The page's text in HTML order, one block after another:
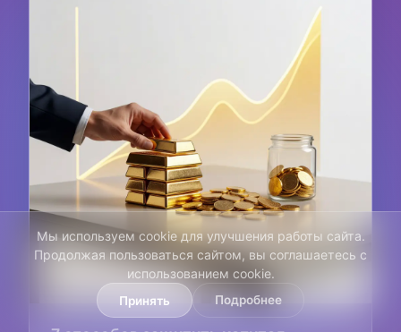
Мы используем cookie для улучшения работы сайта.
Продолжая пользоваться сайтом, вы соглашаетесь с
использованием cookie.
Принять Подробнее